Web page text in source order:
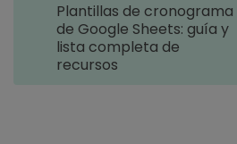
Plantillas de cronograma
de Google Sheets: guía y
lista completa de
recursos